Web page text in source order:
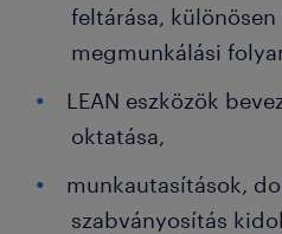
feltárása, különösen
megmunkálási
LEAN eszközök
oktatása,
munkautasítások,
szabványosítás